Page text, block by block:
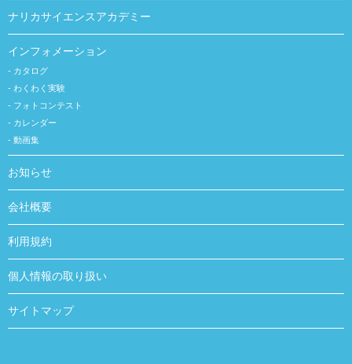
ナリカサイエンスアカデミー
インフォメーション
カタログ
わくわく実験
フォトコンテスト
カレンダー
動画集
お知らせ
会社概要
利用規約
個人情報の取り扱い
サイトマップ